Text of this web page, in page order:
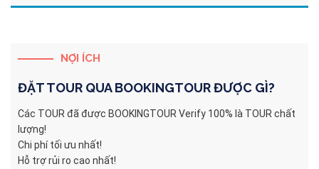
NỢI ÍCH
ĐẶT TOUR QUABOOKINGTOURĐƯỢC GÌ?
Các TOUR đã được BOOKINGTOUR Verify 100% là TOUR chất
lượng!
Chi phí tối ưu nhất!
Hỗ trợ rủi ro cao nhất!